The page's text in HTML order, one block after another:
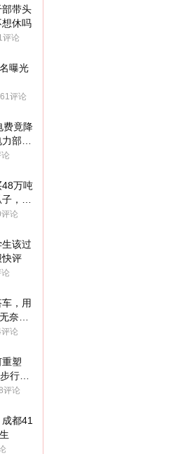
带头
休吗
评论
曝光
61评论
费竟降
部门
48万吨
，布
论
该过
快评
，用
奈发
印度
论
塑
行
评论
都41